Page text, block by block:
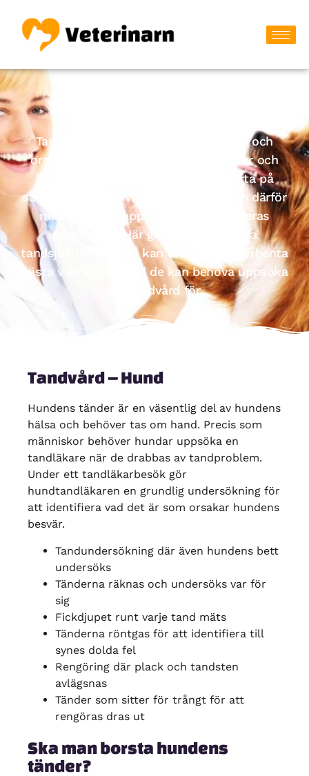
Tandsjukdomar kan vara besvärande och
orsaka mycket smärta för både katter och
hundar. Djur uttrycker inte sin smärta på
samma sätt som vi människor gör och därför
måste vi vara uppmärksamma på deras
munhygien. Här går vi igenom olika
tandsjukdomar som kan drabba våra fyrbenta
bästa vänner och vad de kan behöva uppsöka
djurtandvård för.
Tandvård – Hund
Hundens tänder är en väsentlig del av hundens
hälsa och behöver tas om hand. Precis som
människor behöver hundar uppsöka en
tandläkare när de drabbas av tandproblem.
Under ett tandläkarbesök gör
hundtandläkaren en grundlig undersökning för
att identifiera vad det är som orsakar hundens
besvär.
Tandundersökning där även hundens bett
undersöks
Tänderna räknas och undersöks var för
sig
Fickdjupet runt varje tand mäts
Tänderna röntgas för att identifiera till
synes dolda fel
Rengöring där plack och tandsten
avlägsnas
Tänder som sitter för trångt för att
rengöras dras ut
Ska man borsta hundens
tänder?